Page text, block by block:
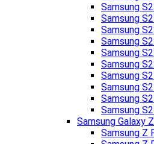
Samsung
Samsung
Samsung
Samsung
Samsung
Samsung
Samsung
Samsung
Samsung
Samsung
Samsung Galaxy Z
Samsung Z